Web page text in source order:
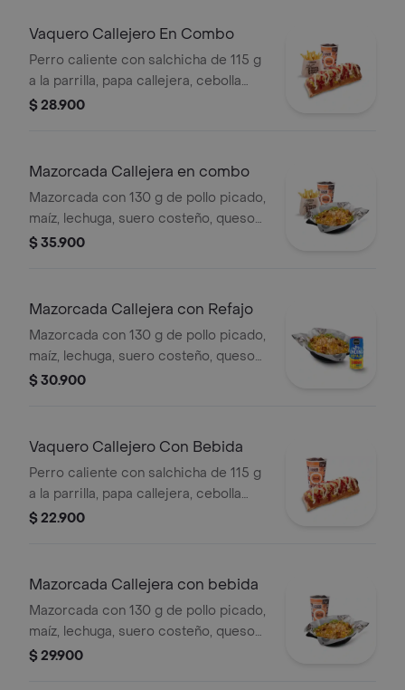
papas Corral medianas + bebida PET
Vaquero Callejero En Combo
Perro caliente con salchicha de 115 g
a la parrilla, papa callejera, cebolla
picada, salsa blanca, salsa de tomate
PET
$ 28.900
Mazorcada Callejera en combo
Mazorcada con 130 g de pollo picado,
maíz, lechuga, suero costeño, queso
costeño, salsa BBQ, salsa Corral,
$ 35.900
Mazorcada Callejera con Refajo
Mazorcada con 130 g de pollo picado,
maíz, lechuga, suero costeño, queso
costeño, salsa BBQ, salsa Corral,
$ 30.900
Vaquero Callejero Con Bebida
Perro caliente con salchicha de 115 g
a la parrilla, papa callejera, cebolla
picada, salsa blanca, salsa de tomate
$ 22.900
Mazorcada Callejera con bebida
Mazorcada con 130 g de pollo picado,
maíz, lechuga, suero costeño, queso
costeño, salsa BBQ, salsa Corral,
$ 29.900